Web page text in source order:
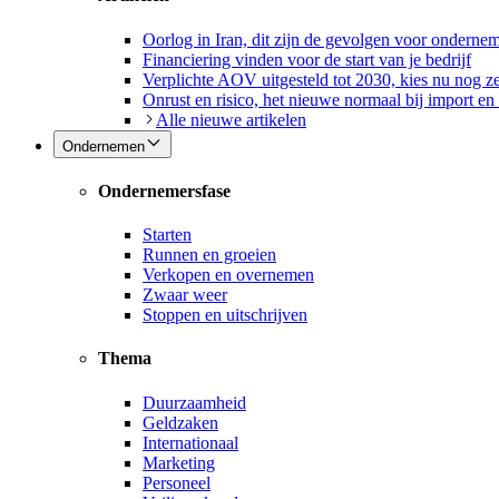
Oorlog in Iran, dit zijn de gevolgen voor
Financiering vinden voor de start van je bedrijf
Verplichte AOV uitgesteld tot 2030, kies nu nog
Onrust en risico, het nieuwe normaal bij import en
Alle nieuwe artikelen
Ondernemen
Ondernemersfase
Starten
Runnen en groeien
Verkopen en overnemen
Zwaar weer
Stoppen en uitschrijven
Thema
Duurzaamheid
Geldzaken
Internationaal
Marketing
Personeel